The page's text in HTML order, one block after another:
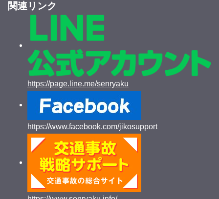
関連リンク
https://page.line.me/senryaku
https://www.facebook.com/jikosupport